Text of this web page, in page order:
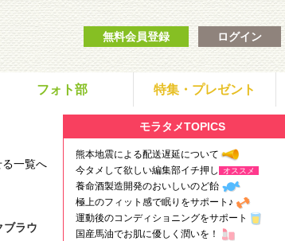
無料会員登録 ログイン
フォト部 特集・プレゼント
一覧へ
ブラウ
モラタメTOPICS
熊本地震による配送遅延について
今タメして欲しい編集部イチ押し
オススメ
養命酒製造開発のおいしいのど飴
極上のフィット感で眠りをサポート♪
運動後のコンディショニングをサポート
国産馬油でお肌に優しく潤いを！